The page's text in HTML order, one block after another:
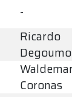
-
Ricardo
Waldemar
Coronas